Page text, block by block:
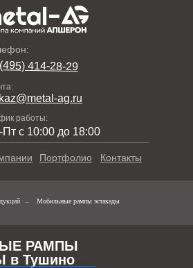
414-28-29
ag.ru
работы:
Пт с 10:00 до 18:00
Контакты
Портфолио
→ Мобильные рампы эстакады
РАМПЫ
в Тушино